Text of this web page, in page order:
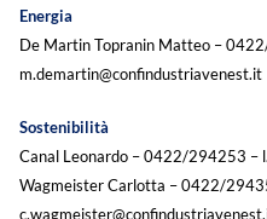
Energia
De Martin Topranin Matteo –
m.demartin@confindustriavenest.it
Sostenibilità
Canal Leonardo – 0422/294253 –
Wagmeister Carlotta – 0422/